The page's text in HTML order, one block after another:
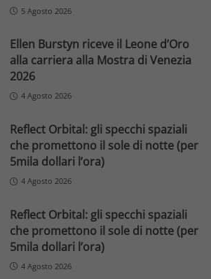
5 Agosto 2026
Ellen Burstyn riceve il Leone d’Oro
alla carriera alla Mostra di Venezia
2026
4 Agosto 2026
Reflect Orbital: gli specchi spaziali
che promettono il sole di notte (per
5mila dollari l’ora)
4 Agosto 2026
Reflect Orbital: gli specchi spaziali
che promettono il sole di notte (per
5mila dollari l’ora)
4 Agosto 2026